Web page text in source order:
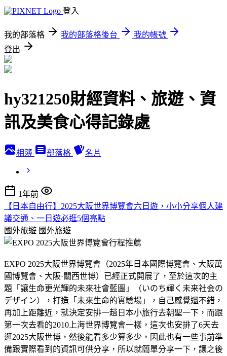
登入
我的部落格 我的部落格後台
我的帳號
登出
hy321250財經資料、旅遊、資
訊及美食心得記錄處
相簿 部落格 名片
1年前
【日本自由行】2025大阪世界博覽會六日遊，小小分享個人建
議交通、一日遊必逛5個亮點
國外旅遊 國外旅遊
EXPO 2025大阪世界博覽會（2025年日本國際博覽會、大阪萬
國博覽會、大阪·關西世博）已經正式開展了，至於這次的主
題「讓生命更光輝的未來社會藍圖」（いのち輝く未来社会の
デザイン），打造「未來生命的實驗場」，自己感覺還不錯，
再加上距離近，就決定安排一趟日本小旅行去朝聖一下，而跟
第一次去看的2010上海世界博覽會一樣，這次也安排了6天去
逛2025大阪世博，然後能看多少算多少，因此也有一些事前準
備跟實際看到的資訊可供分享，所以就簡單分享一下，讓之後